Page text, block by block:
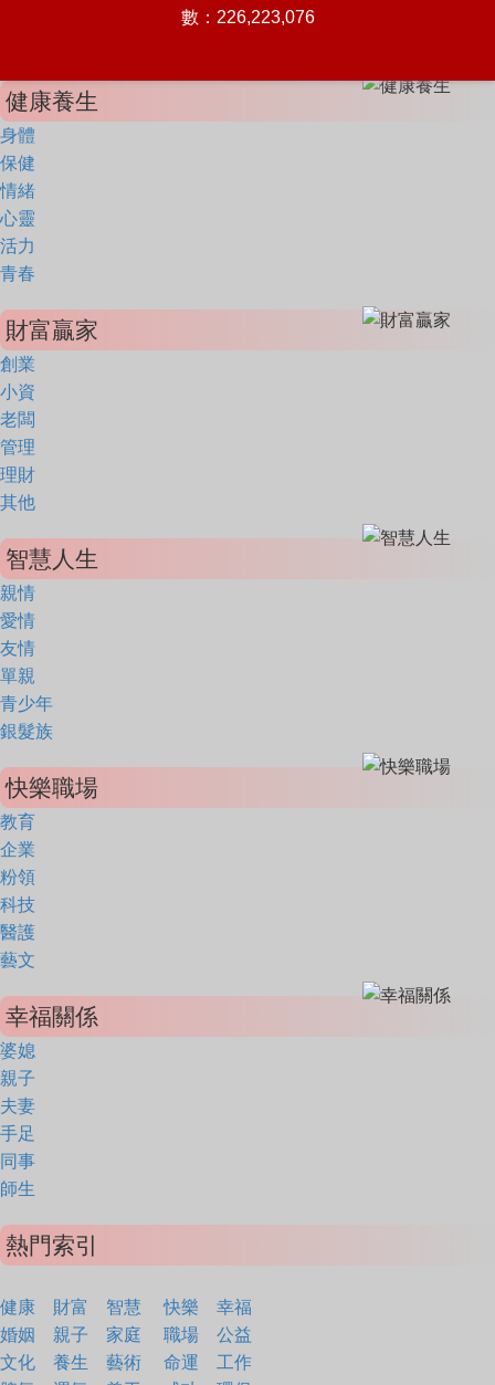
數：226,223,076
健康養生
身體
保健
情緒
心靈
活力
青春
財富贏家
創業
小資
老闆
管理
理財
其他
智慧人生
親情
愛情
友情
單親
青少年
銀髮族
快樂職場
教育
企業
粉領
科技
醫護
藝文
幸福關係
婆媳
親子
夫妻
手足
同事
師生
熱門索引
健康 財富 智慧 快樂
幸福
婚姻
親子 家庭 職場
公益
文化
養生 藝術 命運
工作